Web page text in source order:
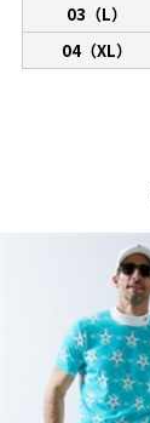
03（L）
04（XL）